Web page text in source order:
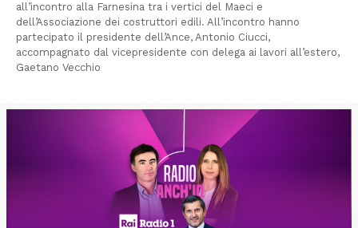
all’incontro alla Farnesina tra i vertici del Maeci e
dell’Associazione dei costruttori edili. All’incontro hanno
partecipato il presidente dell’Ance, Antonio Ciucci,
accompagnato dal vicepresidente con delega ai lavori all’estero,
Gaetano Vecchio